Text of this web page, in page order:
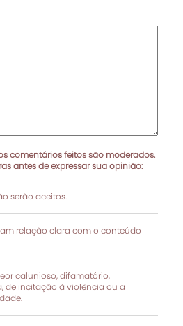
comentários feitos são moderados.
antes de expressar sua opinião:
serão aceitos.
relação clara com o conteúdo
calunioso, difamatório,
de incitação à violência ou a